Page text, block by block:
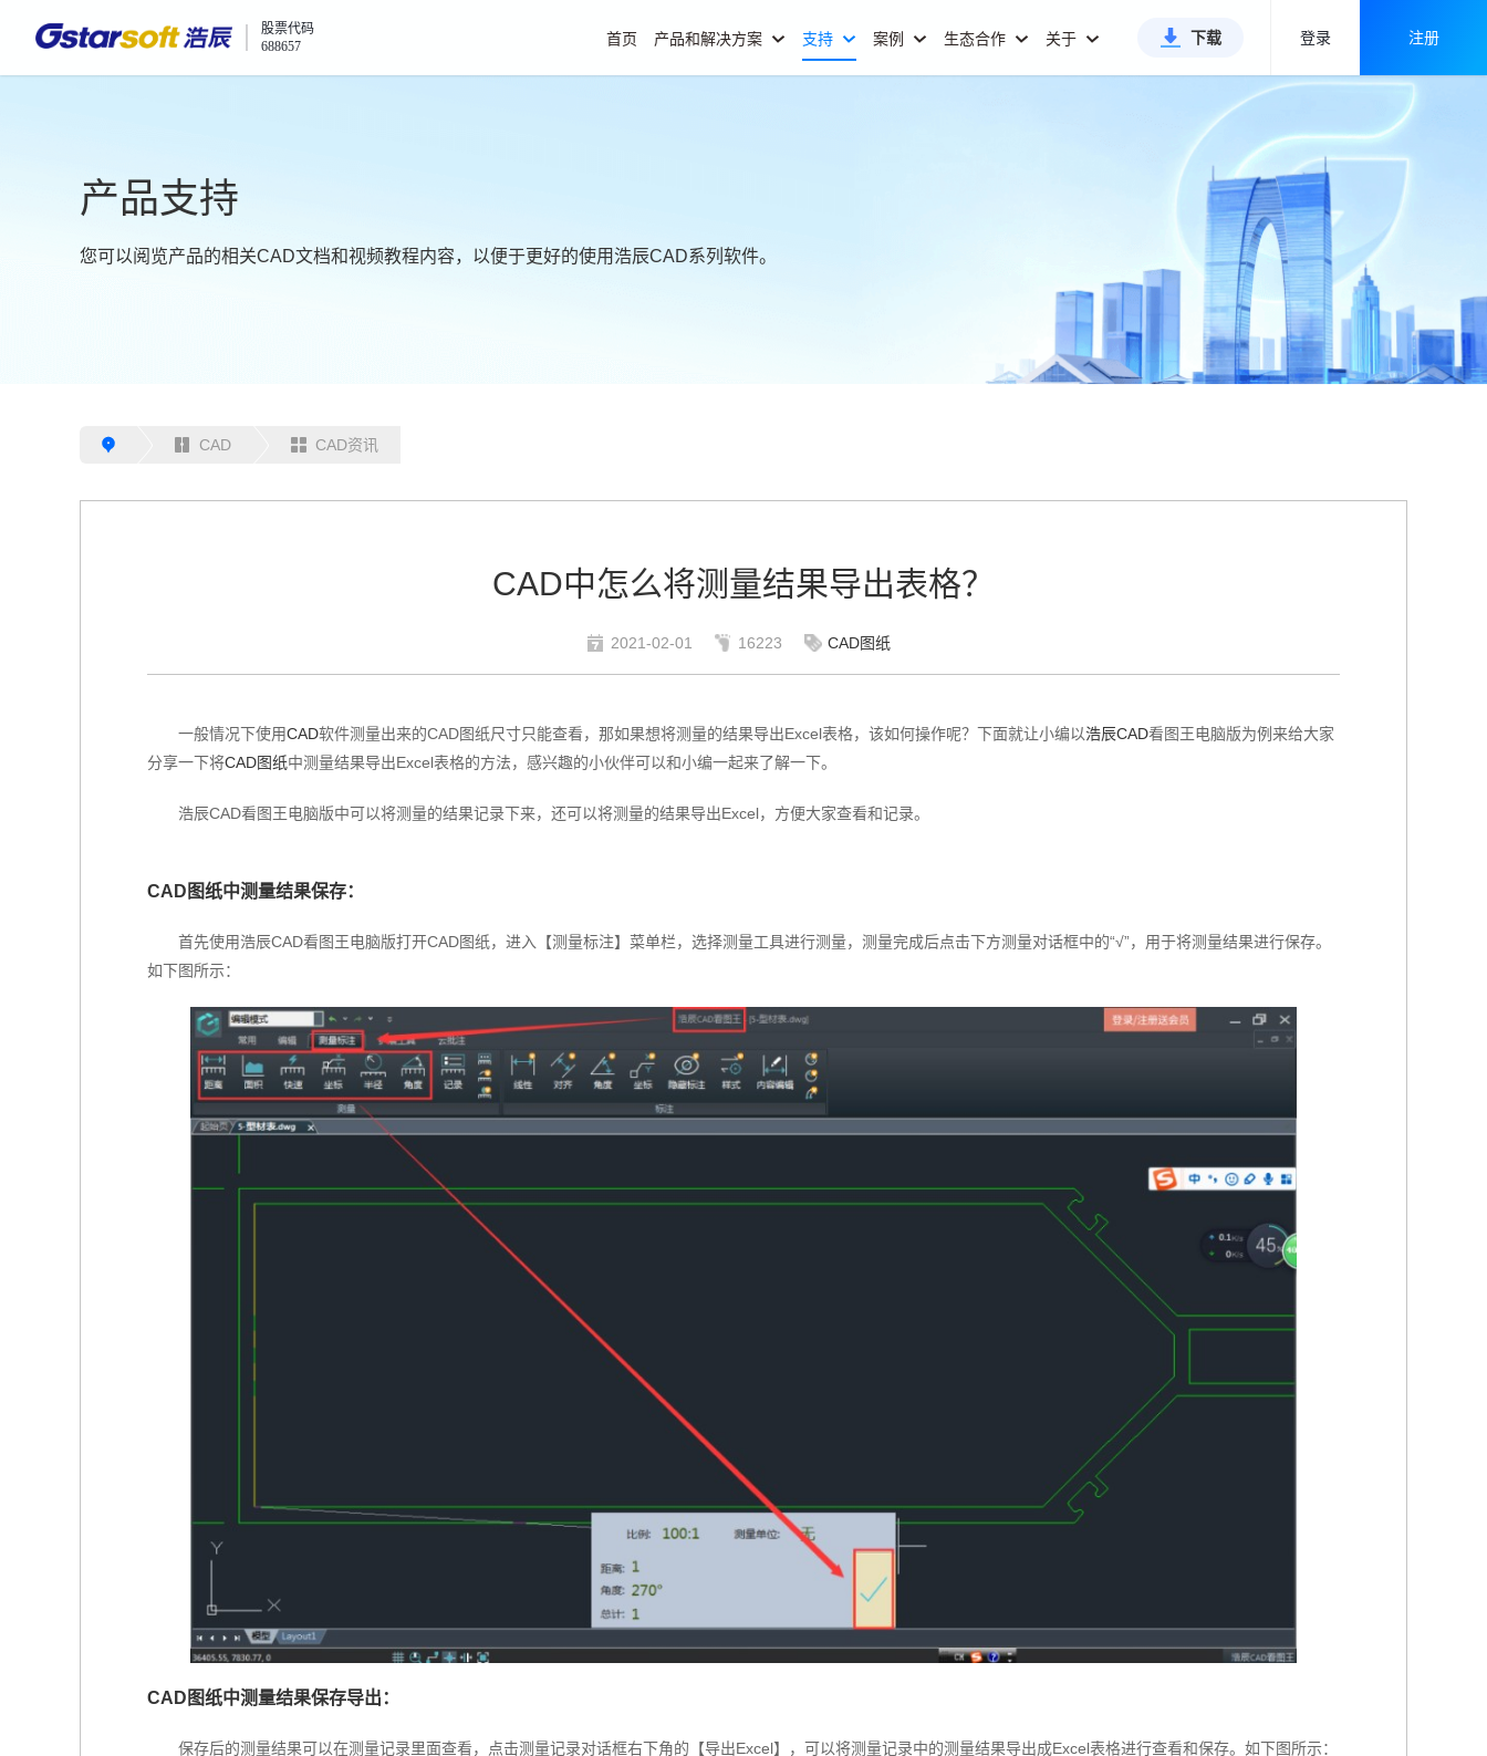
股票代码
688657
首页 产品和解决方案 支持 案例 生态合作 关于 下载 登录 注册
产品支持
您可以阅览产品的相关CAD文档和视频教程内容，以便于更好的使用浩辰CAD系列软件。
CAD CAD资讯
CAD中怎么将测量结果导出表格？
2021-02-01 16223 CAD图纸
一般情况下使用CAD软件测量出来的CAD图纸尺寸只能查看，那如果想将测量的结果导出Excel表格，该如何操作呢？下面就让小编以浩辰CAD看图王电脑版为例来给大家
分享一下将CAD图纸中测量结果导出Excel表格的方法，感兴趣的小伙伴可以和小编一起来了解一下。
浩辰CAD看图王电脑版中可以将测量的结果记录下来，还可以将测量的结果导出Excel，方便大家查看和记录。
CAD图纸中测量结果保存：
首先使用浩辰CAD看图王电脑版打开CAD图纸，进入【测量标注】菜单栏，选择测量工具进行测量，测量完成后点击下方测量对话框中的“√”，用于将测量结果进行保存。
如下图所示：
CAD图纸中测量结果保存导出：
保存后的测量结果可以在测量记录里面查看，点击测量记录对话框右下角的【导出Excel】，可以将测量记录中的测量结果导出成Excel表格进行查看和保存。如下图所示：